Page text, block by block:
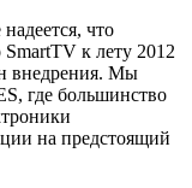
что
к лету 2012
внедрения. Мы
где большинство
на предстоящий